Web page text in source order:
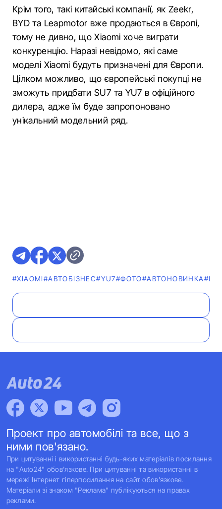
Крім того, такі китайські компанії, як Zeekr,
BYD та Leapmotor вже продаються в Європі,
тому не дивно, що Xiaomi хоче виграти
конкуренцію. Наразі невідомо, які саме
моделі Xiaomi будуть призначені для Європи.
Цілком можливо, що європейські покупці не
зможуть придбати SU7 та YU7 в офіційного
дилера, адже їм буде запропоновано
унікальний модельний ряд.
#XIAOMI#АВТОБІЗНЕС#YU7#ФОТО#АВТОНОВИНКА
Проект про автомобілі та все, що з
ними пов'язано.
При цитуванні і використанні будь-яких матеріалів посилання
на "Auto24" обов'язкове. При цитуванні та використанні в
мережі Інтернет гіперпосилання на сайт обов'язкове.
Матеріали зі знаком "Реклама" публікуються на правах
реклами.